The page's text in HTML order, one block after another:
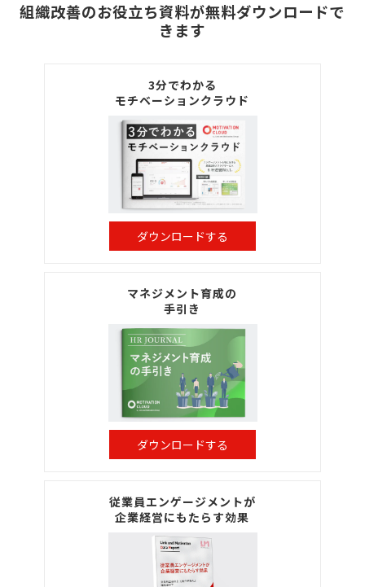
組織改善のお役立ち資料が無料ダウンロードで
きます
3分でわかる
モチベーションクラウド
ダウンロードする
マネジメント育成の
手引き
ダウンロードする
従業員エンゲージメントが
企業経営にもたらす効果